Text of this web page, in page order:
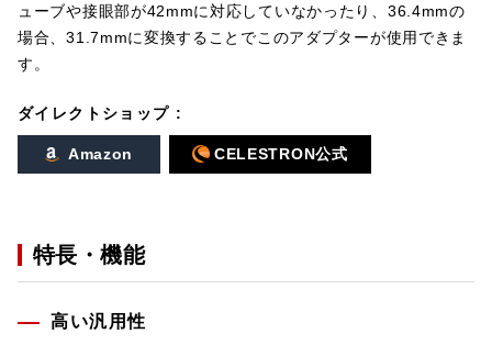
ューブや接眼部が42mmに対応していなかったり、36.4mmの
場合、31.7mmに変換することでこのアダプターが使用できま
す。
ダイレクトショップ :
Amazon CELESTRON公式
特長・機能
高い汎用性